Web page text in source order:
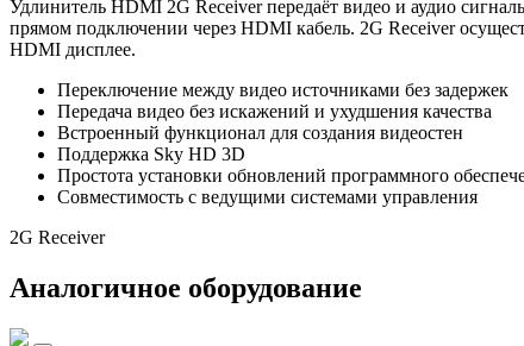
Удлинитель HDMI 2G Receiver передаёт видео и аудио
прямом подключении через HDMI кабель. 2G Receiver
HDMI дисплее.
Переключение между видео источниками без задержек
Передача видео без искажений и ухудшения качества
Встроенный функционал для создания видеостен
Поддержка Sky HD 3D
Простота установки обновлений программного
Совместимость с ведущими системами управления
2G Receiver
Аналогичное оборудование